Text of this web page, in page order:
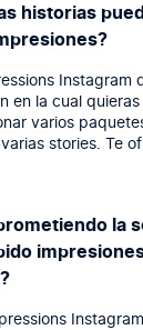
historias
Instagram
en la cual
varios
stories. Te
la